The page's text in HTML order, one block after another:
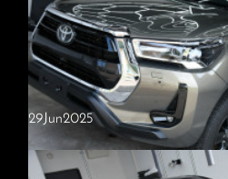
施工内容・ホイールコーティング BBS
ました。 ホイールは車の中でも最も汚
ングを施すことでブレーキダストや泥
29Jun2025